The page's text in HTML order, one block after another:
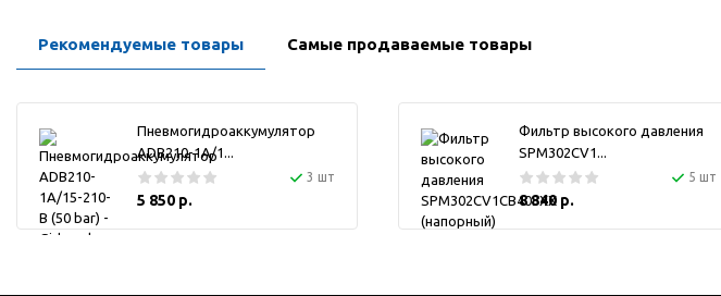
Рекомендуемые товары Самые продаваемые товары
Пневмогидроаккумулятор
ADB210-1A/1...
3 шт
5 850 р.
Фильтр высокого давления
SPM302CV1...
5 шт
8 840 р.